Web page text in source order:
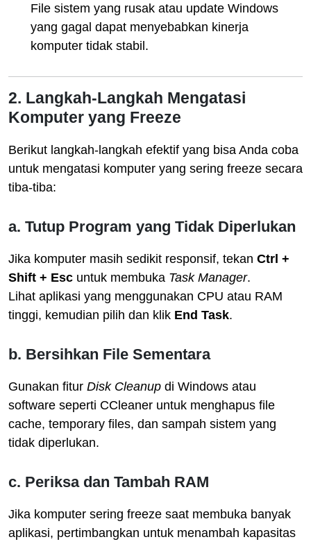
File sistem yang rusak atau update Windows
yang gagal dapat menyebabkan kinerja
komputer tidak stabil.
2. Langkah-Langkah Mengatasi
Komputer yang Freeze
Berikut langkah-langkah efektif yang bisa Anda coba
untuk mengatasi komputer yang sering freeze secara
tiba-tiba:
a. Tutup Program yang Tidak Diperlukan
Jika komputer masih sedikit responsif, tekan Ctrl +
Shift + Esc untuk membuka Task Manager.
Lihat aplikasi yang menggunakan CPU atau RAM
tinggi, kemudian pilih dan klik End Task.
b. Bersihkan File Sementara
Gunakan fitur Disk Cleanup di Windows atau
software seperti CCleaner untuk menghapus file
cache, temporary files, dan sampah sistem yang
tidak diperlukan.
c. Periksa dan Tambah RAM
Jika komputer sering freeze saat membuka banyak
aplikasi, pertimbangkan untuk menambah kapasitas